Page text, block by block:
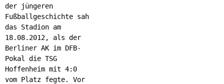
der jüngeren
Fußballgeschichte sah
das Stadion am
18.08.2012, als der
Berliner AK im DFB-
Pokal die TSG
Hoffenheim mit 4:0
vom Platz fegte. Vor